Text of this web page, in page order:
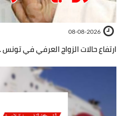
08-08-2026
ارتفاع حالات الزواج العرفي في تونس